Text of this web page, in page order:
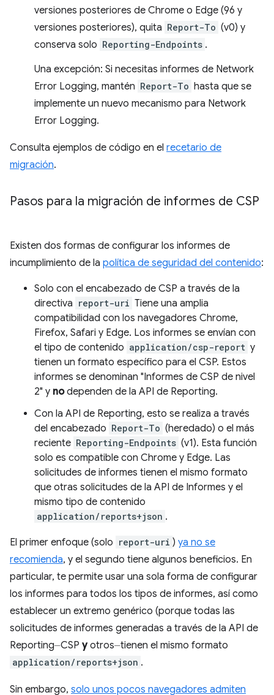
versiones posteriores de Chrome o Edge (96 y
versiones posteriores), quita Report-To (v0) y
conserva solo Reporting-Endpoints .
Una excepción: Si necesitas informes de Network
Error Logging, mantén Report-To hasta que se
implemente un nuevo mecanismo para Network
Error Logging.
Consulta ejemplos de código en el recetario de
migración.
Pasos para la migración de informes de CSP
Existen dos formas de configurar los informes de
incumplimiento de la política de seguridad del contenido:
Solo con el encabezado de CSP a través de la
directiva report-uri Tiene una amplia
compatibilidad con los navegadores Chrome,
Firefox, Safari y Edge. Los informes se envían con
el tipo de contenido application/csp-report y
tienen un formato específico para el CSP. Estos
informes se denominan "Informes de CSP de nivel
2" y nodependen de la API de Reporting.
Con la API de Reporting, esto se realiza a través
del encabezado Report-To (heredado) o el más
reciente Reporting-Endpoints (v1). Esta función
solo es compatible con Chrome y Edge. Las
solicitudes de informes tienen el mismo formato
que otras solicitudes de la API de Informes y el
mismo tipo de contenido
application/reports+json .
El primer enfoque (solo report-uri ) ya no se
recomienda, y el segundo tiene algunos beneficios. En
particular, te permite usar una sola forma de configurar
los informes para todos los tipos de informes, así como
establecer un extremo genérico (porque todas las
solicitudes de informes generadas a través de la API de
Reporting⏤CSP yotros⏤tienen el mismo formato
application/reports+json .
Sin embargo, solo unos pocos navegadores admiten